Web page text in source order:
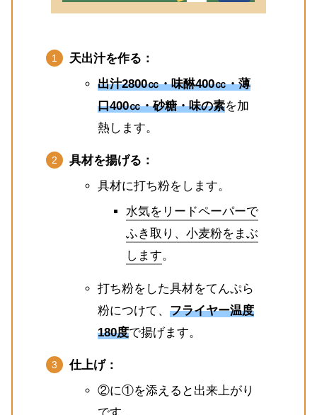
天出汁を作る：
出汁2800㏄・味醂400㏄・薄
口400㏄・砂糖・味の素を加
熱します。
具材を揚げる：
具材に打ち粉をします。
水気をリードペーパーで
ふき取り、小麦粉をまぶ
します。
打ち粉をした具材をてんぷら
粉につけて、 フライヤー温度
180度で揚げます。
仕上げ：
②に①を添えると出来上がり